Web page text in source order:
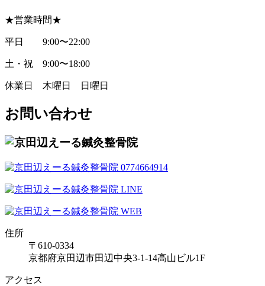
★営業時間★
平日 9:00〜22:00
土・祝 9:00〜18:00
休業日 木曜日 日曜日
お問い合わせ
住所
〒610-0334
京都府京田辺市田辺中央3-1-14高山ビル1F
アクセス